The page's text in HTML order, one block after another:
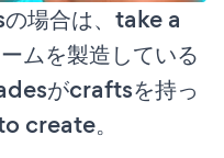
場合は、take a
ムを製造している
がcraftsを持っ
create。